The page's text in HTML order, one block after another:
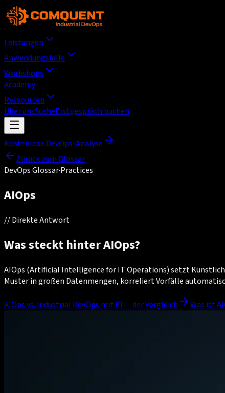
Leistungen
Anwendungsfälle
Workshops
Academy
Ressourcen
Über unsSucheErstgespräch buchen
Kostenlose DevOps-Analyse
Zurück zum Glossar
DevOps Glossar·Practices
AIOps
//Direkte Antwort
Was steckt hinter AIOps?
AIOps (Artificial Intelligence for IT Operations) setzt
Muster in großen Datenmengen, korreliert Vorfälle
AIOps vs. Industrial DevOps mit KI — der Vergleich Was ist